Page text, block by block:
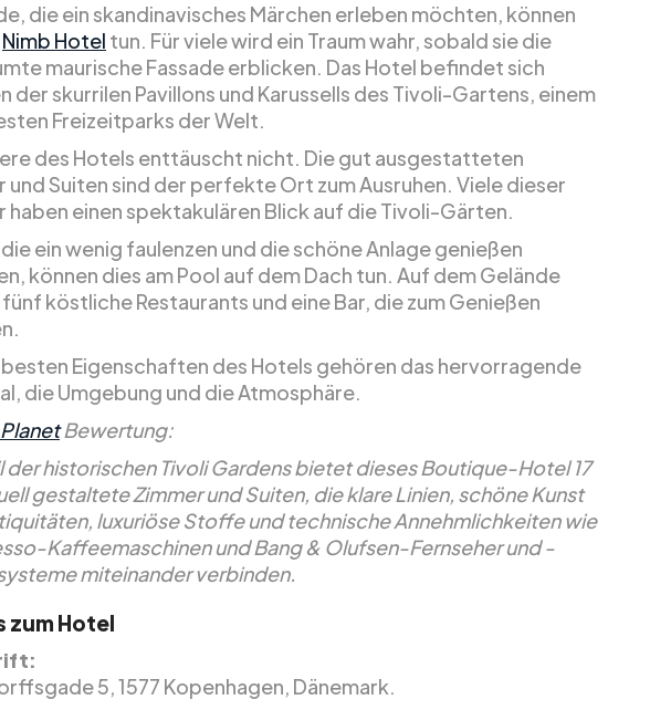
die ein skandinavisches Märchen erleben möchten, können
Nimb Hotel tun. Für viele wird ein Traum wahr, sobald sie die
maurische Fassade erblicken. Das Hotel befindet sich
der skurrilen Pavillons und Karussells des Tivoli-Gartens, einem
Freizeitparks der Welt.
des Hotels enttäuscht nicht. Die gut ausgestatteten
und Suiten sind der perfekte Ort zum Ausruhen. Viele dieser
haben einen spektakulären Blick auf die Tivoli-Gärten.
ein wenig faulenzen und die schöne Anlage genießen
können dies am Pool auf dem Dach tun. Auf dem Gelände
köstliche Restaurants und eine Bar, die zum Genießen
besten Eigenschaften des Hotels gehören das hervorragende
die Umgebung und die Atmosphäre.
Bewertung:
der historischen Tivoli Gardens bietet dieses Boutique-Hotel 17
gestaltete Zimmer und Suiten, die klare Linien, schöne Kunst
luxuriöse Stoffe und technische Annehmlichkeiten wie
Kaffeemaschinen und Bang & Olufsen-Fernseher und -
miteinander verbinden.
zum Hotel
5, 1577 Kopenhagen, Dänemark.